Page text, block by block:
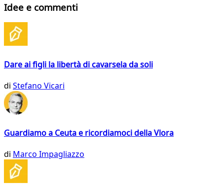
Idee e commenti
Dare ai figli la libertà di cavarsela da soli
di Stefano Vicari
Guardiamo a Ceuta e ricordiamoci della Vlora
di Marco Impagliazzo